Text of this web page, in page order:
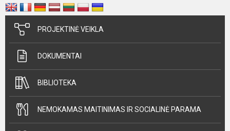
PROJEKTINĖ VEIKLA
DOKUMENTAI
BIBLIOTEKA
NEMOKAMAS MAITINIMAS IR SOCIALINĖ PARAMA